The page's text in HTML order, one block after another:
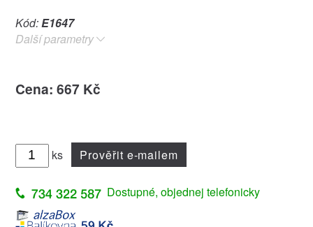
Kód:E1647
Další parametry
Cena: 667 Kč
ks Prověřit e-mailem
Dostupné, objednej telefonicky